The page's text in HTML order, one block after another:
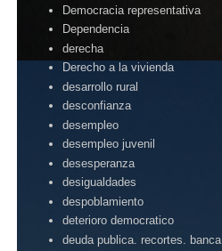
Democracia representativa
Dependencia
derecha
Derecho a la vivienda
desarrollo rural
desconfianza
desempleo
desempleo juvenil
desesperanza
desigualdades
despoblamiento
deterioro democratico
deuda publica. recortes. banca